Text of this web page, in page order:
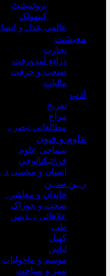
پروٹسٹنٹ
کیتھولک
عالمی عدل و
معیشت
تجارت
ذرائع آمدورفت
صنعت و حرفت
مالیات
ادب
تفریح
مزاح
مطالعاتی تبصرے
علوم و فنون
سماجی علوم
فن/ٹیکنالوجی
انسان و مشینی
رہن سہن
خاندان و معاشرہ
صحت و خوراک
علاقائی تہذیبیں
طب
کھیل
لباس
موسم و ماحولیات
سیر و سیاحت